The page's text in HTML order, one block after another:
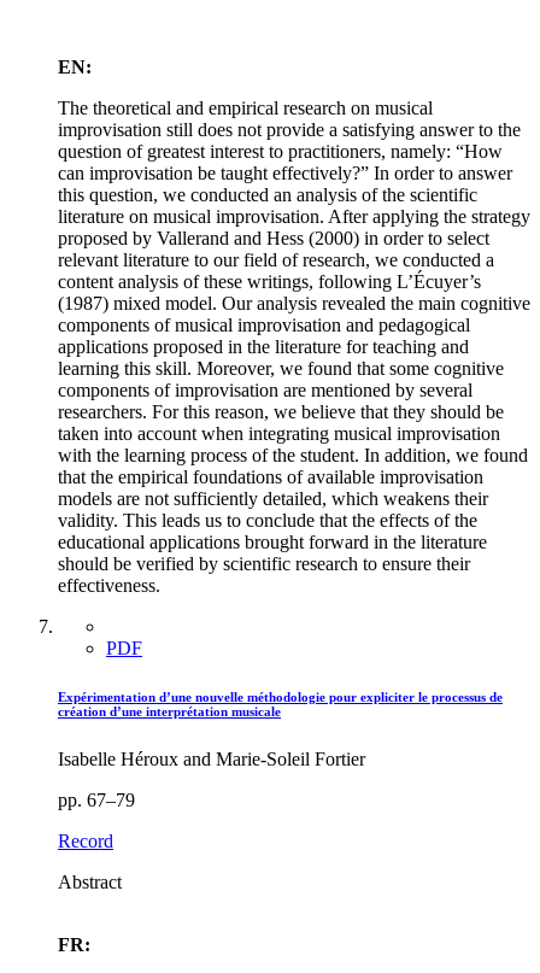
EN:
The theoretical and empirical research on musical
improvisation still does not provide a satisfying answer to the
question of greatest interest to practitioners, namely: “How
can improvisation be taught effectively?” In order to answer
this question, we conducted an analysis of the scientific
literature on musical improvisation. After applying the strategy
proposed by Vallerand and Hess (2000) in order to select
relevant literature to our field of research, we conducted a
content analysis of these writings, following L’Écuyer’s
(1987) mixed model. Our analysis revealed the main cognitive
components of musical improvisation and pedagogical
applications proposed in the literature for teaching and
learning this skill. Moreover, we found that some cognitive
components of improvisation are mentioned by several
researchers. For this reason, we believe that they should be
taken into account when integrating musical improvisation
with the learning process of the student. In addition, we found
that the empirical foundations of available improvisation
models are not sufficiently detailed, which weakens their
validity. This leads us to conclude that the effects of the
educational applications brought forward in the literature
should be verified by scientific research to ensure their
effectiveness.
PDF
Expérimentation d’une nouvelle méthodologie pour expliciter le processus de
création d’une interprétation musicale
Isabelle Héroux and Marie-Soleil Fortier
pp. 67–79
Record
Abstract
FR: